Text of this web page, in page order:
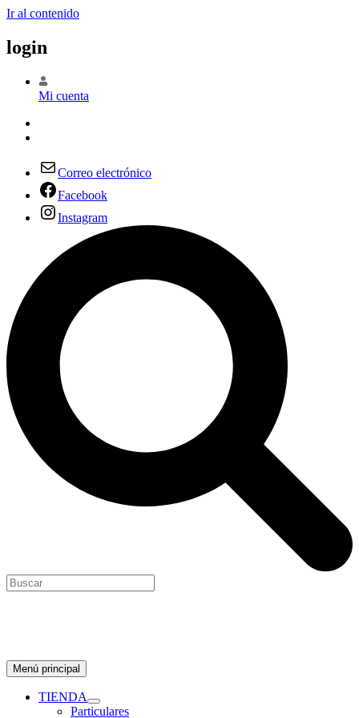
Ir al contenido
login
Mi cuenta
Correo electrónico
Facebook
Instagram
Menú principal
TIENDA
Particulares